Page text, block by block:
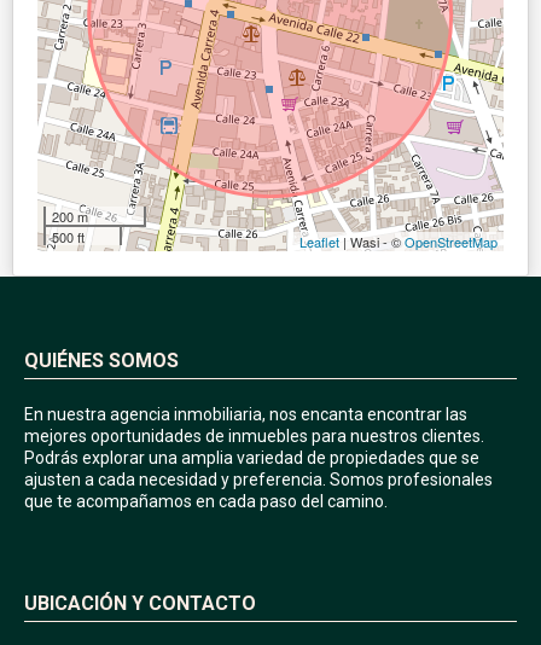
200 m
500 ft
Leaflet | Wasi - ©OpenStreetMap
QUIÉNES SOMOS
En nuestra agencia inmobiliaria, nos encanta encontrar las
mejores oportunidades de inmuebles para nuestros clientes.
Podrás explorar una amplia variedad de propiedades que se
ajusten a cada necesidad y preferencia. Somos profesionales
que te acompañamos en cada paso del camino.
UBICACIÓN Y CONTACTO